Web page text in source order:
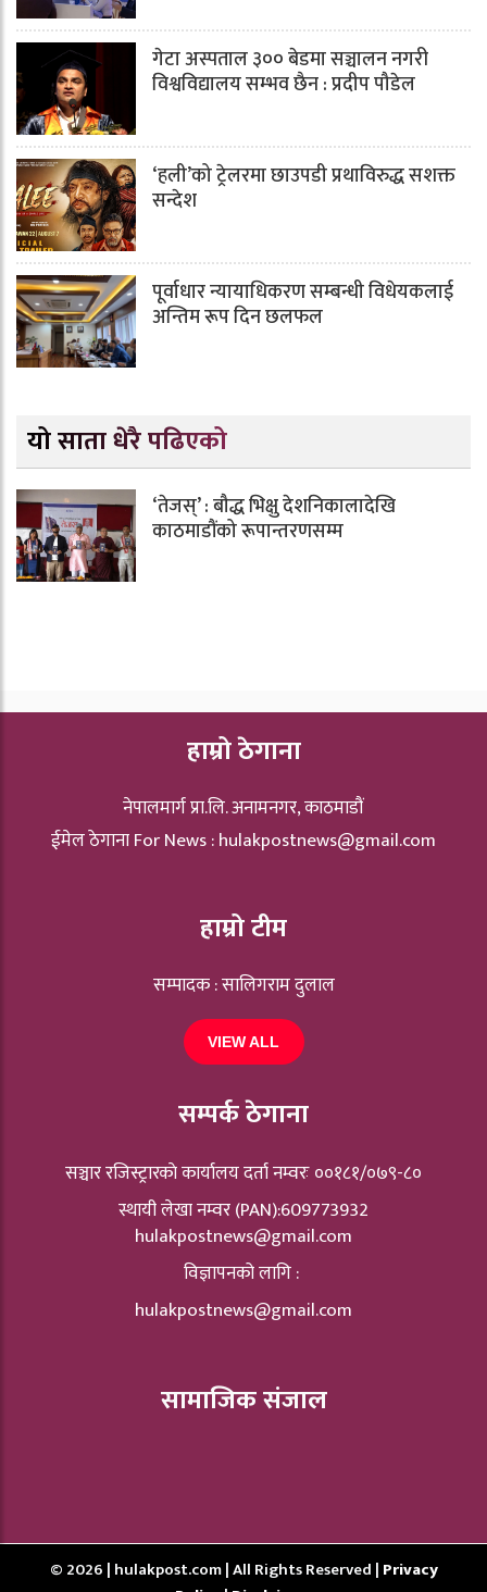
गेटा अस्पताल ३०० बेडमा सञ्चालन नगरी
विश्वविद्यालय सम्भव छैन : प्रदीप पौडेल
‘हली’को ट्रेलरमा छाउपडी प्रथाविरुद्ध सशक्त
सन्देश
पूर्वाधार न्यायाधिकरण सम्बन्धी विधेयकलाई
अन्तिम रूप दिन छलफल
यो साता धेरै पढिएको
‘तेजस्’ : बौद्ध भिक्षु देशनिकालादेखि
काठमाडौंको रूपान्तरणसम्म
हाम्रो ठेगाना
नेपालमार्ग प्रा.लि. अनामनगर, काठमाडौं
ईमेल ठेगाना For News :hulakpostnews@gmail.com
हाम्रो टीम
सम्पादक : सालिगराम दुलाल
VIEW ALL
सम्पर्क ठेगाना
सञ्चार रजिस्ट्रारकाे कार्यालय दर्ता नम्वरः ००१८१/०७९-८०
स्थायी लेखा नम्वर (PAN):609773932
hulakpostnews@gmail.com
विज्ञापनको लागि :
hulakpostnews@gmail.com
सामाजिक संजाल
© 2026 | hulakpost.com | All Rights Reserved | Privacy